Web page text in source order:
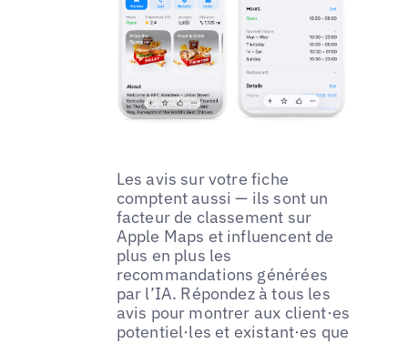
Les avis sur votre fiche
comptent aussi — ils sont un
facteur de classement sur
Apple Maps et influencent de
plus en plus les
recommandations générées
par l’IA. Répondez à tous les
avis pour montrer aux client·es
potentiel·les et existant·es que